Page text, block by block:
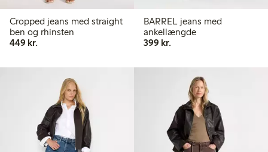
Cropped jeans med straight
ben og rhinsten
449 kr.
BARREL jeans med
ankellængde
399 kr.399,00 kr.